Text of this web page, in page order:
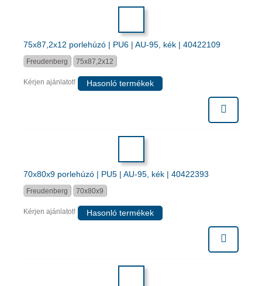
75x87,2x12 porlehúzó | PU6 | AU-95, kék | 40422109
Freudenberg 75x87,2x12
Kérjen ajánlatot! Hasonló termékek
70x80x9 porlehúzó | PU5 | AU-95, kék | 40422393
Freudenberg 70x80x9
Kérjen ajánlatot! Hasonló termékek